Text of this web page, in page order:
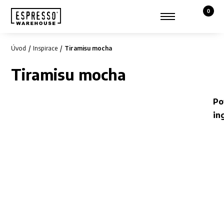
Zobrazit hledání
0
Košík,
Úvod Inspirace Tiramisu mocha
Tiramisu mocha